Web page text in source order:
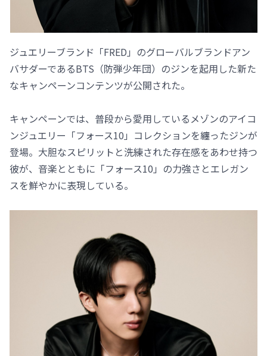
ジュエリーブランド「FRED」のグローバルブランドアン
バサダーであるBTS（防弾少年団）のジンを起用した新た
なキャンペーンコンテンツが公開された。
キャンペーンでは、普段から愛用しているメゾンのアイコ
ンジュエリー「フォース10」コレクションを纏ったジンが
登場。大胆なスピリットと洗練された存在感をあわせ持つ
彼が、音楽とともに「フォース10」の力強さとエレガン
スを鮮やかに表現している。